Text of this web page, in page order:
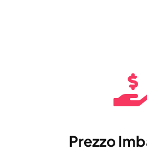
Prezzo